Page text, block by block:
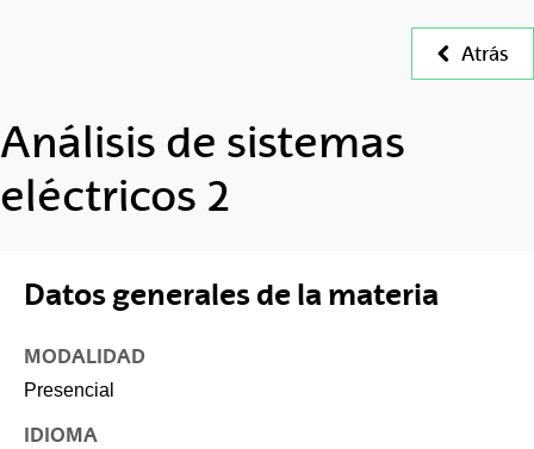
Atrás
Análisis de sistemas
eléctricos 2
Datos generales de la materia
MODALIDAD
Presencial
IDIOMA